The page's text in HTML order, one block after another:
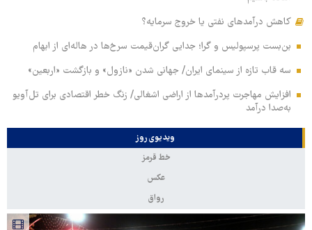
کاهش درآمدهای نفتی یا خروج سرمایه؟
بن‌بست پرسپولیس و گرا؛ جدایی گران‌قیمت سرخ‌ها در هاله‌ای از ابهام
سه قاب تازه از سینمای ایران/ جهانی شدن «نازول» و بازگشت «اربعین»
افزایش مهاجرت پردرآمدها از اراضی اشغالی/ زنگ خطر اقتصادی برای تل‌آویو
به‌صدا درآمد
ویدیوی روز
خط قرمز
عکس
رواق